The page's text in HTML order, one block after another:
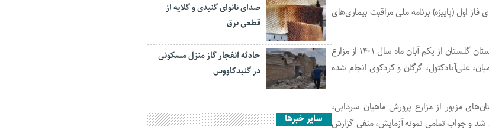
اول (پاییزه) برنامه ملی مراقبت بیماری‌های
وی ادامه داد: طرح مراقبت بیماری‌های ویروسی ماهیان سردابی قزل‌آلا در استان گلستان از یکم آبان ماه سال ۱۴۰۱ از مزارع
آزادشهر، رامیان، علی‌آبادکتول، گرگان و کردکوی انجام شده
مزبور از مزارع پرورش ماهیان سردابی،
شد و جواب تمامی نمونه آزمایش، منفی گزارش
صدای نانوای گنبدی و گلایه از
قطعی برق
حادثه انفجار گاز منزل مسکونی
در گنبدکاووس
سایر خبرها